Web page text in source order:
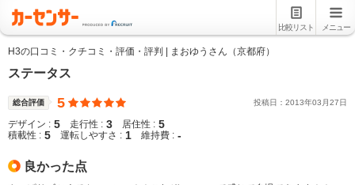
比較リスト メニュー
H3の口コミ・クチコミ・評価・評判 | まおゆうさん（京都府）
ステータス
総合評価 5 投稿日： 2013年03 月27日
デザイン : 5 走行性 : 3 居住性 : 5
積載性 : 5 運転しやすさ : 1 維持費 : -
良かった点